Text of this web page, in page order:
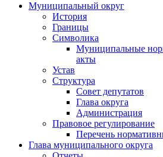
Муниципальный округ
История
Границы
Символика
Муниципальные
акты
Устав
Структура
Совет депутатов
Глава округа
Администрация
Правовое регулирование
Перечень
Глава муниципального округа